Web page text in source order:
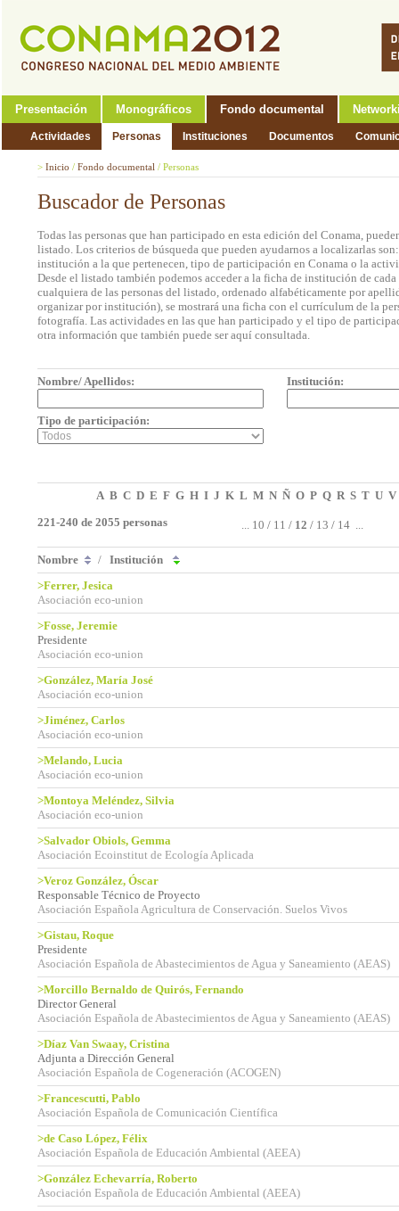
Presentación Monográficos Fondo documental
Actividades Personas Instituciones Documentos
> Inicio / Fondo documental / Personas
Buscador de Personas
Todas las personas que han participado en esta edición del Conama,
listado. Los criterios de búsqueda que pueden ayudarnos a localizarlas
institución a la que pertenecen, tipo de participación en Conama o la
Desde el listado también podemos acceder a la ficha de institución de
cualquiera de las personas del listado, ordenado alfabéticamente por
organizar por institución), se mostrará una ficha con el currículum de la
fotografía. Las actividades en las que han participado y el tipo de
otra información que también puede ser aquí consultada.
Nombre/ Apellidos: Institución:
Tipo de participación:
A B C D E F G H I J K L M N Ñ O P Q R S T U V
221-240 de 2055 personas
... 10 / 11 / 12 / 13 / 14 ...
Nombre / Institución
>Ferrer, Jesica
Asociación eco-union
>Fosse, Jeremie
Presidente
Asociación eco-union
>González, María José
Asociación eco-union
>Jiménez, Carlos
Asociación eco-union
>Melando, Lucia
Asociación eco-union
>Montoya Meléndez, Silvia
Asociación eco-union
>Salvador Obiols, Gemma
Asociación Ecoinstitut de Ecología Aplicada
>Veroz González, Óscar
Responsable Técnico de Proyecto
Asociación Española Agricultura de Conservación. Suelos Vivos
>Gistau, Roque
Presidente
Asociación Española de Abastecimientos de Agua y Saneamiento (AEAS)
>Morcillo Bernaldo de Quirós, Fernando
Director General
Asociación Española de Abastecimientos de Agua y Saneamiento (AEAS)
>Díaz Van Swaay, Cristina
Adjunta a Dirección General
Asociación Española de Cogeneración (ACOGEN)
>Francescutti, Pablo
Asociación Española de Comunicación Científica
>de Caso López, Félix
Asociación Española de Educación Ambiental (AEEA)
>González Echevarría, Roberto
Asociación Española de Educación Ambiental (AEEA)